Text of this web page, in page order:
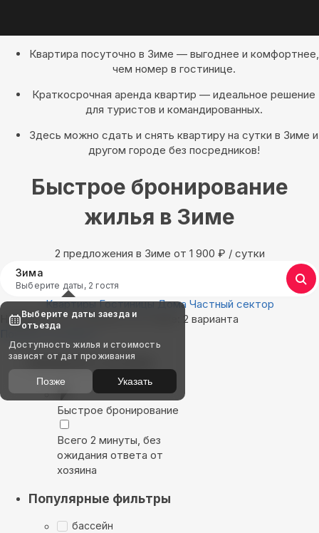
Квартира посуточно в Зиме — выгоднее и комфортнее,
чем номер в гостинице.
Краткосрочная аренда квартир — идеальное решение
для туристов и командированных.
Здесь можно сдать и снять квартиру на сутки в Зиме и
другом городе без посредников!
Быстрое бронирование
жилья в Зиме
2 предложения в Зиме oт 1 900 ₽ / сутки
Зима
Выберите даты, 2 гостя
Квартиры Гостиницы Дома Частный сектор
Найдём, где остановиться в Зиме: 2 варианта
Показать на карте
Выбирайте лучшее
Быстрое бронирование
Всего 2 минуты, без
ожидания ответа от
хозяина
Популярные фильтры
бассейн
Выберите даты заезда и
отъезда
Доступность жилья и стоимость
зависят от дат проживания
Позже Указать